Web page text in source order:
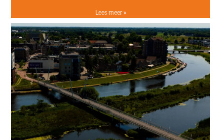
Lees meer »